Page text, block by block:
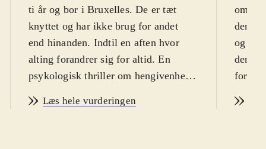
ti år og bor i Bruxelles. De er tæt
knyttet og har ikke brug for andet
end hinanden. Indtil en aften hvor
alting forandrer sig for altid. En
psykologisk thriller om hengivenhed,
både romaner og krimier
Læs hele vurderingen
om
den
og
den